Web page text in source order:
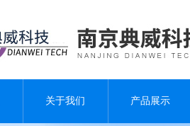
关于我们 产品展示